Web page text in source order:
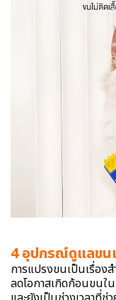
4 อุปกรณ์ดูแลขน
การแปรงขนเป็นเรื่อง
ลดโอกาสเกิดก้อนขนใน